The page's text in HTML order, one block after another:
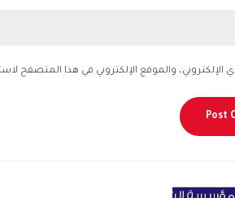
والموقع الإلكتروني في هذا المتصفح
Post